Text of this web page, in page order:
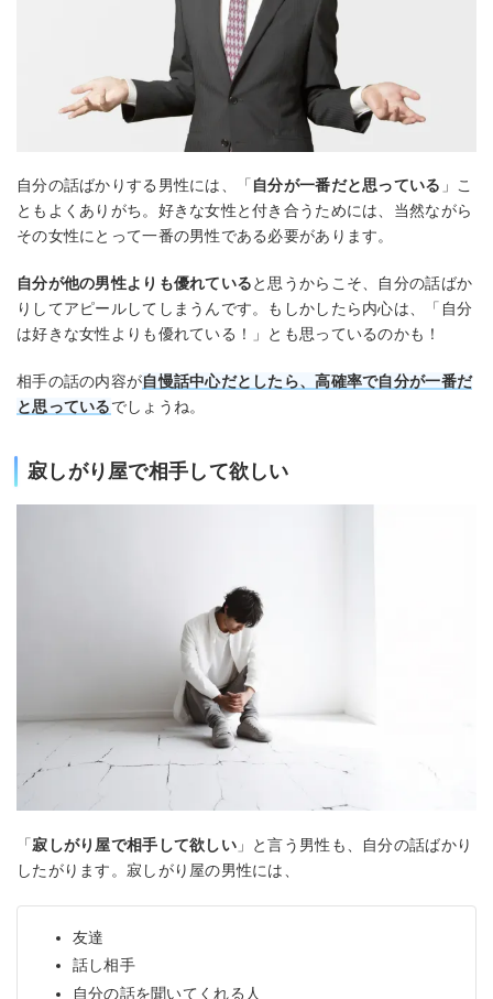
自分の話ばかりする男性には、「 自分が一番だと思っている 」こ
ともよくありがち。好きな女性と付き合うためには、当然ながら
その女性にとって一番の男性である必要があります。
自分が他の男性よりも優れていると思うからこそ、自分の話ばか
りしてアピールしてしまうんです。もしかしたら内心は、「自分
は好きな女性よりも優れている！」とも思っているのかも！
相手の話の内容が自慢話中心だとしたら、高確率で自分が一番だ
と思っているでしょうね。
寂しがり屋で相手して欲しい
「寂しがり屋で相手して欲しい」と言う男性も、自分の話ばかり
したがります。寂しがり屋の男性には、
友達
話し相手
自分の話を聞いてくれる人